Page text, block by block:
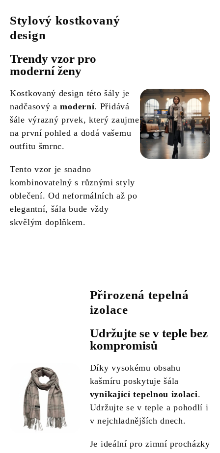
Stylový kostkovaný
design
Trendy vzor pro
moderní ženy
Kostkovaný design této šály je
nadčasový amoderní. Přidává
šále výrazný prvek, který zaujme
na první pohled a dodá vašemu
outfitu šmrnc.
Tento vzor je snadno
kombinovatelný s různými styly
oblečení. Od neformálních až po
elegantní, šála bude vždy
skvělým doplňkem.
Přirozená tepelná
izolace
Udržujte se v teple bez
kompromisů
Díky vysokému obsahu
kašmíru poskytuje šála
vynikající tepelnou izolaci.
Udržujte se v teple a pohodlí i
v nejchladnějších dnech.
Je ideální pro zimní procházky